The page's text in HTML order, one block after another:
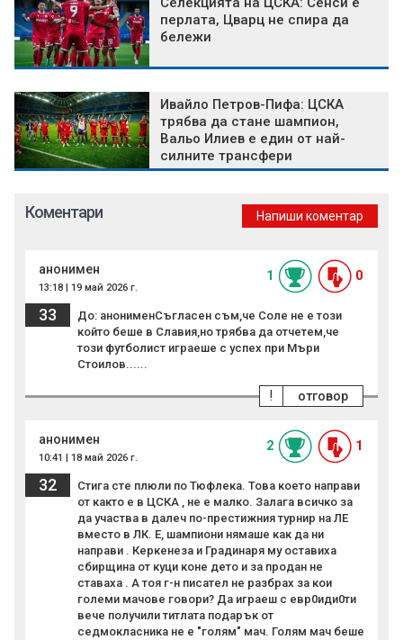
перлата, Цварц не спира да
бележи
Ивайло Петров-Пифа: ЦСКА
трябва да стане шампион,
Вальо Илиев е един от най-
силните трансфери
Коментари Напиши коментар
анонимен
13:18 | 19 май 2026 г.
1 0
33
До: анонименСъгласен съм,че Соле не е този
който беше в Славия,но трябва да отчетем,че
този футболист играеше с успех при Мъри
Стоилов......
отговор
!
анонимен
10:41 | 18 май 2026 г.
2 1
32
Стига сте плюли по Тюфлека. Това което направи
от както е в ЦСКА , не е малко. Залага всичко за
да участва в далеч по-престижния турнир на ЛЕ
вместо в ЛК. Е, шампиони нямаше как да ни
направи . Керкенеза и Градинаря му оставиха
сбирщина от куци коне дето и за продан не
ставаха . А тоя г-н писател не разбрах за кои
големи мачове говори? Да играеш с евр0иди0ти
вече получили титлата подарък от
седмокласника не е "голям" мач. Голям мач беше